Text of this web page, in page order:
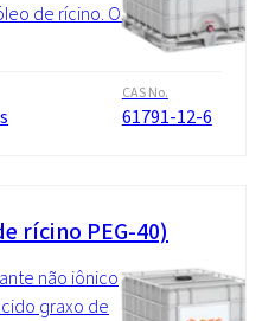
de rícino. O...
CAS No.
61791-12-6
rícino PEG-40)
não iônico
graxo de